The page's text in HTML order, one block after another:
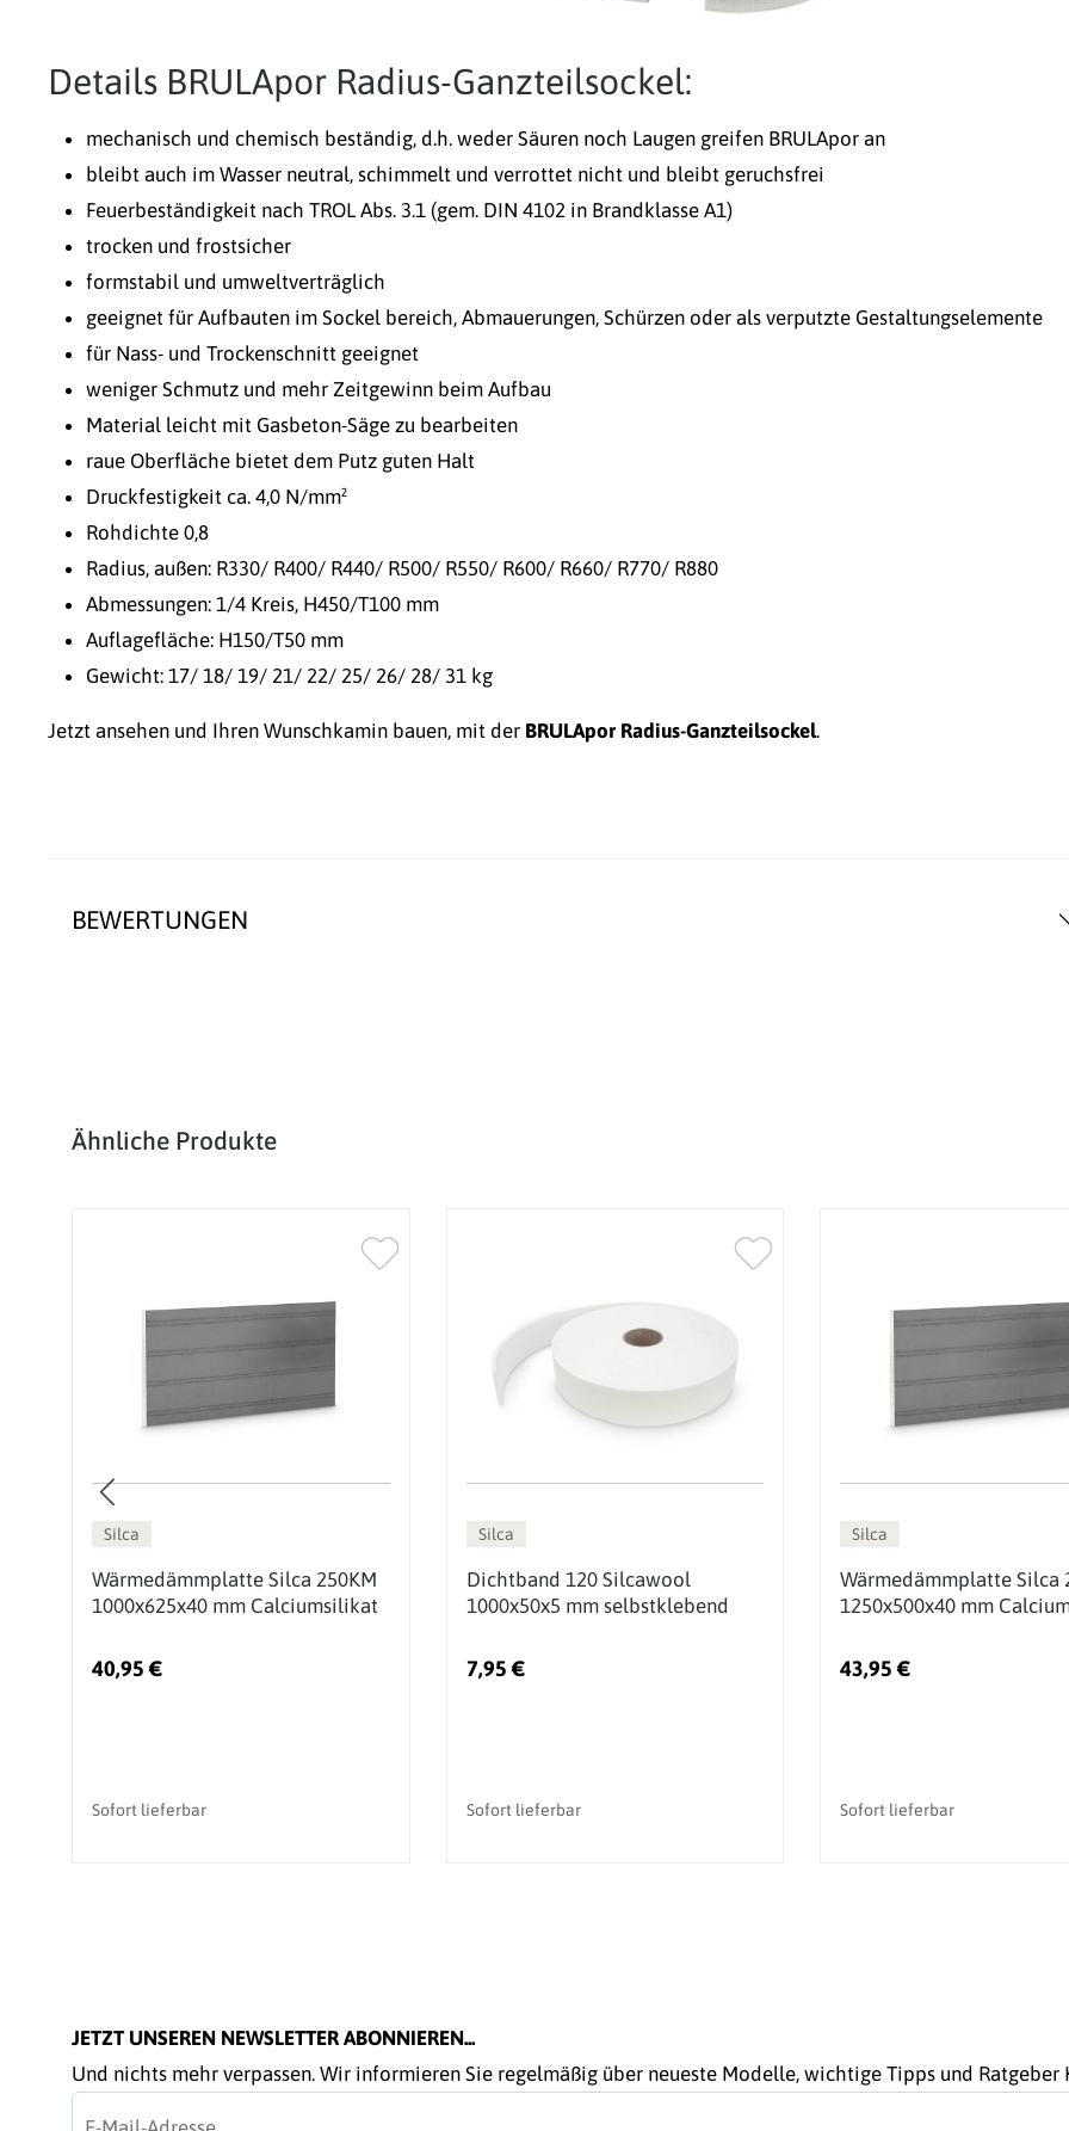
Details BRULApor Radius-Ganzteilsockel:
mechanisch und chemisch beständig, d.h. weder Säuren noch Laugen greifen BRULApor an
bleibt auch im Wasser neutral, schimmelt und verrottet nicht und bleibt geruchsfrei
Feuerbeständigkeit nach TROL Abs. 3.1 (gem. DIN 4102 in Brandklasse A1)
trocken und frostsicher
formstabil und umweltverträglich
geeignet für Aufbauten im Sockel bereich, Abmauerungen, Schürzen oder als verputzte Gestaltungselemente
für Nass- und Trockenschnitt geeignet
weniger Schmutz und mehr Zeitgewinn beim Aufbau
Material leicht mit Gasbeton-Säge zu bearbeiten
raue Oberfläche bietet dem Putz guten Halt
Druckfestigkeit ca. 4,0 N/mm²
Rohdichte 0,8
Radius, außen: R330/ R400/ R440/ R500/ R550/ R600/ R660/ R770/ R880
Abmessungen: 1/4 Kreis, H450/T100 mm
Auflagefläche: H150/T50 mm
Gewicht: 17/ 18/ 19/ 21/ 22/ 25/ 26/ 28/ 31 kg
Jetzt ansehen und Ihren Wunschkamin bauen, mit der BRULApor Radius-Ganzteilsockel.
BEWERTUNGEN
Produktgalerie überspringen
Ähnliche Produkte
Silca
Wärmedämmplatte Silca 250KM
1000x625x40 mm Calciumsilikat
40,95 €
Sofort lieferbar
Silca
Dichtband 120 Silcawool
1000x50x5 mm selbstklebend
7,95 €
Sofort lieferbar
Silca
Wärmedämmplatte Silca
1250x500x40 mm
43,95 €
Sofort lieferbar
JETZT UNSEREN NEWSLETTER ABONNIEREN...
Und nichts mehr verpassen. Wir informieren Sie regelmäßig über neueste Modelle, wichtige Tipps und